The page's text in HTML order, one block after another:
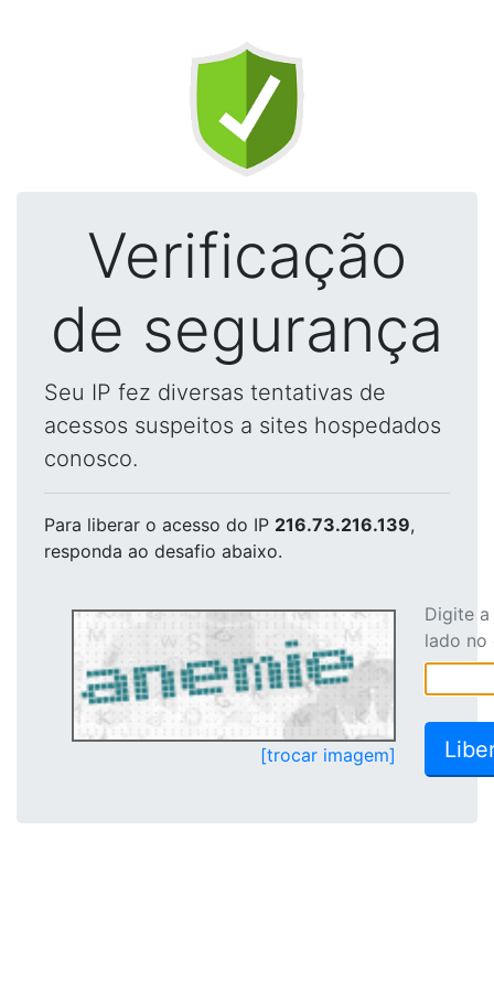
Verificação
de segurança
Seu IP fez diversas tentativas de
acessos suspeitos a sites hospedados
conosco.
Para liberar o acesso do IP 216.73.216.139,
responda ao desafio abaixo.
[trocar imagem]
Digite
lado no